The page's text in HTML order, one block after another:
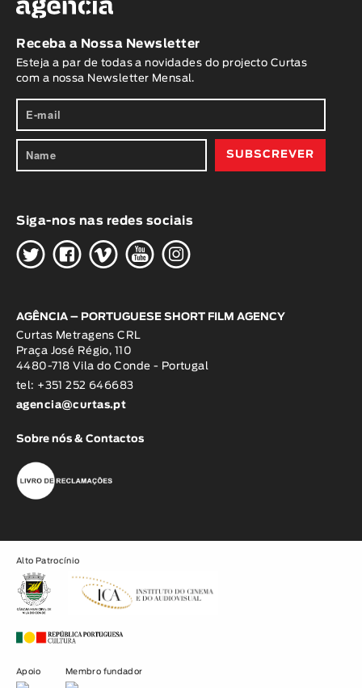
Receba a Nossa Newsletter
Esteja a par de todas a novidades do projecto Curtas
com a nossa Newsletter Mensal.
Siga-nos nas redes sociais
HGWOK
AGÊNCIA – PORTUGUESE SHORT FILM AGENCY
Curtas Metragens CRL
Praça José Régio, 110
4480-718 Vila do Conde - Portugal
tel: +351 252 646683
agencia@curtas.pt
Sobre nós & Contactos
Alto Patrocínio
Apoio Membro fundador